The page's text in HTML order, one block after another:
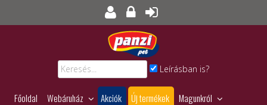
Leírásban is?
Főoldal Webáruház Akciók Új termékek
Magunkról